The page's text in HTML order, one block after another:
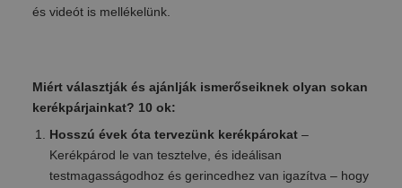
és videót is mellékelünk.
Miért választják és ajánlják ismerőseiknek olyan sokan
kerékpárjainkat? 10 ok:
Hosszú évek óta tervezünk kerékpárokat –
Kerékpárod le van tesztelve, és ideálisan
testmagasságodhoz és gerincedhez van igazítva – hogy